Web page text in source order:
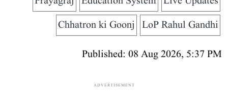
LoP Rahul Gandhi
Chhatron ki Goonj
Published: 08 Aug 2026, 5:37 PM
ADVERTISEMENT